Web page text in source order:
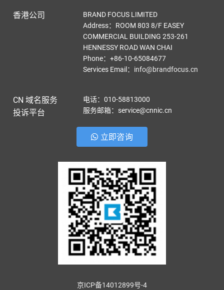
香港公司
BRAND FOCUS LIMITED
Address：ROOM 803 8/F EASEY
COMMERCIAL BUILDING 253-261
HENNESSY ROAD WAN CHAI
Phone：+86-10-65084677
Services Email ： info@brandfocus.cn
CN 域名服务
投诉平台
电话：010-58813000
服务邮箱：service@cnnic.cn
立即咨询
京ICP备14012899号-4